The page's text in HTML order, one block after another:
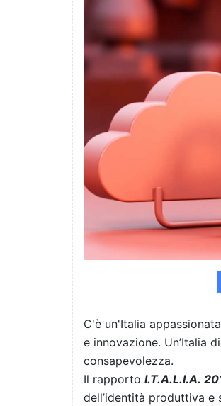
C'è un'Italia
e innovazione. Un’Italia
consapevolezza.
Il rapporto I.T.A.L.I.A.
dell’identità produttiva e